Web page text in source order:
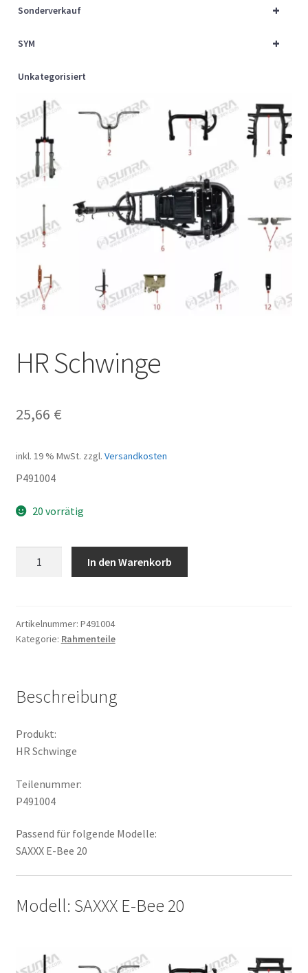
+
Sonderverkauf
+
SYM
Unkategorisiert
HR Schwinge
25,66 €
inkl. 19 % MwSt. zzgl. Versandkosten
P491004
20 vorrätig
In den Warenkorb
Artikelnummer: P491004
Kategorie: Rahmenteile
Beschreibung
Produkt:
HR Schwinge
Teilenummer:
P491004
Passend für folgende Modelle:
SAXXX E-Bee 20
Modell: SAXXX E-Bee 20